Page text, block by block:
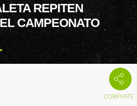
REPITEN
CAMPEONATO